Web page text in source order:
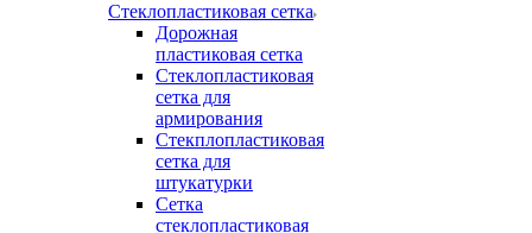
Стеклопластиковая сетка
Дорожная
пластиковая сетка
Стеклопластиковая
сетка для
армирования
Стекплопластиковая
сетка для
штукатурки
Сетка
стеклопластиковая